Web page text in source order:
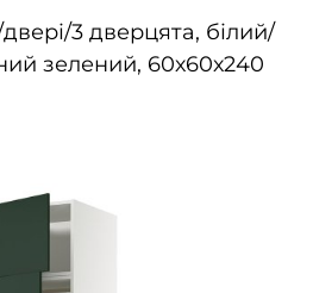
3 дверцята, білий/
зелений, 60х60х240